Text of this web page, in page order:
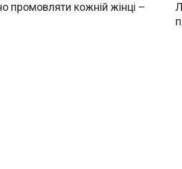
промовляти кожній жінці –